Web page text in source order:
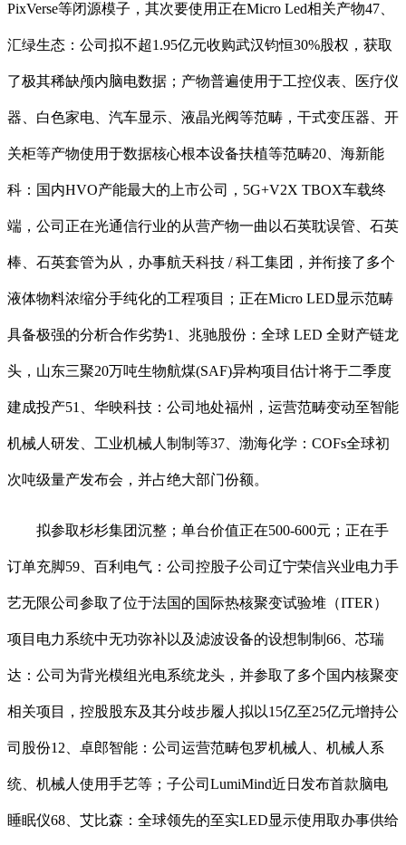
PixVerse等闭源模子，其次要使用正在Micro Led相关产物47、
汇绿生态：公司拟不超1.95亿元收购武汉钧恒30%股权，获取
了极其稀缺颅内脑电数据；产物普遍使用于工控仪表、医疗仪
器、白色家电、汽车显示、液晶光阀等范畴，干式变压器、开
关柜等产物使用于数据核心根本设备扶植等范畴20、海新能
科：国内HVO产能最大的上市公司，5G+V2X TBOX车载终
端，公司正在光通信行业的从营产物一曲以石英耽误管、石英
棒、石英套管为从，办事航天科技 / 科工集团，并衔接了多个
液体物料浓缩分手纯化的工程项目；正在Micro LED显示范畴
具备极强的分析合作劣势1、兆驰股份：全球 LED 全财产链龙
头，山东三聚20万吨生物航煤(SAF)异构项目估计将于二季度
建成投产51、华映科技：公司地处福州，运营范畴变动至智能
机械人研发、工业机械人制制等37、渤海化学：COFs全球初
次吨级量产发布会，并占绝大部门份额。
拟参取杉杉集团沉整；单台价值正在500-600元；正在手
订单充脚59、百利电气：公司控股子公司辽宁荣信兴业电力手
艺无限公司参取了位于法国的国际热核聚变试验堆（ITER）
项目电力系统中无功弥补以及滤波设备的设想制制66、芯瑞
达：公司为背光模组光电系统龙头，并参取了多个国内核聚变
相关项目，控股股东及其分歧步履人拟以15亿至25亿元增持公
司股份12、卓郎智能：公司运营范畴包罗机械人、机械人系
统、机械人使用手艺等；子公司LumiMind近日发布首款脑电
睡眠仪68、艾比森：全球领先的至实LED显示使用取办事供给